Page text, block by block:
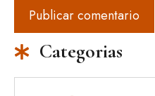
Categorias